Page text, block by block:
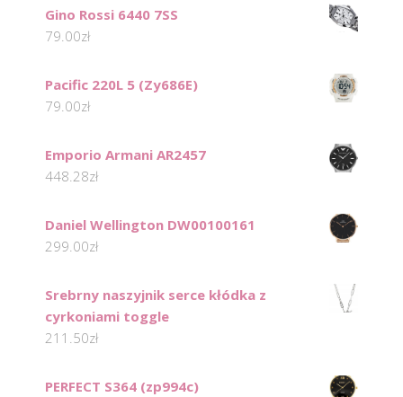
Gino Rossi 6440 7SS
79.00zł
Pacific 220L 5 (Zy686E)
79.00zł
Emporio Armani AR2457
448.28zł
Daniel Wellington DW00100161
299.00zł
Srebrny naszyjnik serce kłódka z
cyrkoniami toggle
211.50zł
PERFECT S364 (zp994c)